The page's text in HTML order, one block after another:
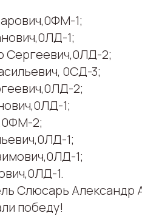
1;
1;
Сергеевич,0ЛД-2;
0СД-3;
2;
1;
2;
1;
1;
1.
Слюсарь Александр
победу!